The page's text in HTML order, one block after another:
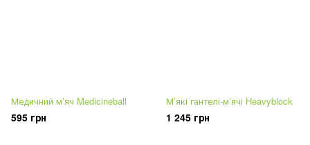
Медичний м’яч Medicineball
595 грн
М’які гантелі-м’ячі Heavyblock
1 245 грн